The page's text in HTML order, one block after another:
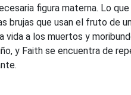
figura materna. Lo
brujas que usan el fruto de
vida a los muertos y
y Faith se encuentra de